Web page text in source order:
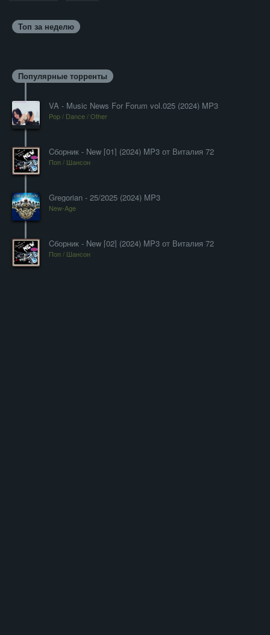
Топ за неделю
Популярные торренты
VA - Music News For Forum vol.025 (2024) MP3
Pop / Dance / Other
Cборник - New [01] (2024) MP3 от Виталия 72
Поп / Шансон
Gregorian - 25/2025 (2024) MP3
New-Age
Cборник - New [02] (2024) MP3 от Виталия 72
Поп / Шансон